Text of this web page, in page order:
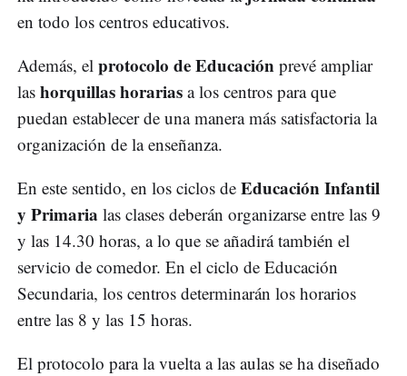
en todo los centros educativos.
Además, el protocolo de Educación prevé ampliar
las horquillas horarias a los centros para que
puedan establecer de una manera más satisfactoria la
organización de la enseñanza.
En este sentido, en los ciclos de Educación Infantil
y Primaria las clases deberán organizarse entre las 9
y las 14.30 horas, a lo que se añadirá también el
servicio de comedor. En el ciclo de Educación
Secundaria, los centros determinarán los horarios
entre las 8 y las 15 horas.
El protocolo para la vuelta a las aulas se ha diseñado